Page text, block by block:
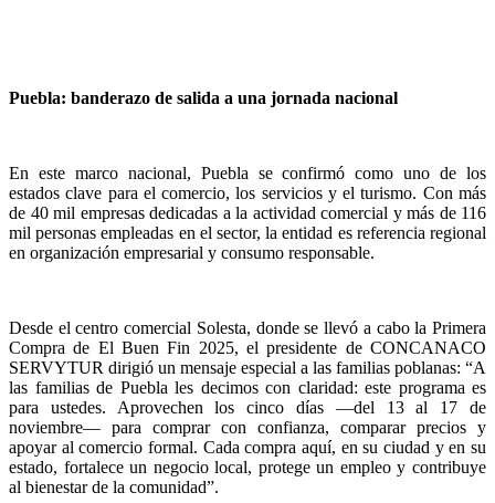
Puebla: banderazo de salida a una jornada nacional
En este marco nacional, Puebla se confirmó como uno de los
estados clave para el comercio, los servicios y el turismo. Con más
de 40 mil empresas dedicadas a la actividad comercial y más de 116
mil personas empleadas en el sector, la entidad es referencia regional
en organización empresarial y consumo responsable.
Desde el centro comercial Solesta, donde se llevó a cabo la Primera
Compra de El Buen Fin 2025, el presidente de CONCANACO
SERVYTUR dirigió un mensaje especial a las familias poblanas: “A
las familias de Puebla les decimos con claridad: este programa es
para ustedes. Aprovechen los cinco días —del 13 al 17 de
noviembre— para comprar con confianza, comparar precios y
apoyar al comercio formal. Cada compra aquí, en su ciudad y en su
estado, fortalece un negocio local, protege un empleo y contribuye
al bienestar de la comunidad”.